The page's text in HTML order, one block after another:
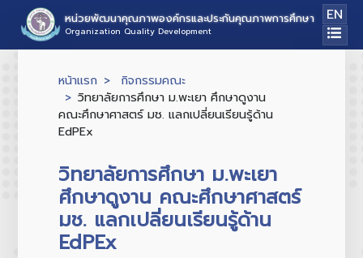
หน่วยพัฒนาคุณภาพองค์กรและประกันคุณภาพการศึกษา
Organization Quality Development
EN
หน้าแรก
กิจกรรมคณะ
วิทยาลัยการศึกษา ม.พะเยา ศึกษาดูงาน
คณะศึกษาศาสตร์ มช. แลกเปลี่ยนเรียนรู้ด้าน
EdPEx
วิทยาลัยการศึกษา ม.พะเยา
ศึกษาดูงาน คณะศึกษาศาสตร์
มช. แลกเปลี่ยนเรียนรู้ด้าน
EdPEx